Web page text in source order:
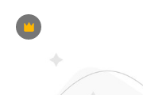
Premium